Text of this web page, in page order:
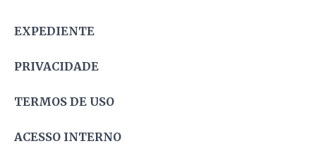
EXPEDIENTE
PRIVACIDADE
TERMOS DE USO
ACESSO INTERNO